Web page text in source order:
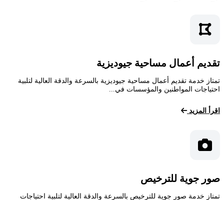
تقديم أعمال مساحية جيوديزية
تمتاز خدمة تقديم أعمال مساحية جيوديزية بالسرعة والدقة العالية لتلبية
احتياجات المواطنين والمؤسسات في...
اقرأ المزيد
صور جوية للترخيص
تمتاز خدمة صور جوية للترخيص بالسرعة والدقة العالية لتلبية احتياجات